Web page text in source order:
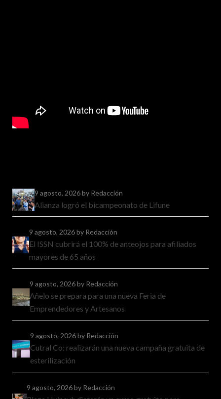
9 agosto, 2026by Redacción
Alianza logró el bicampeonato de Lifune
9 agosto, 2026by Redacción
El ISSN cubrirá el 100% de anteojos para afiliados
mayores de 65 años
9 agosto, 2026by Redacción
Añelo se prepara para una nueva Feria de
Emprendedores y Artesanos
9 agosto, 2026by Redacción
Cutral Co: realizarán una nueva campaña gratuita de
esterilización
9 agosto, 2026by Redacción